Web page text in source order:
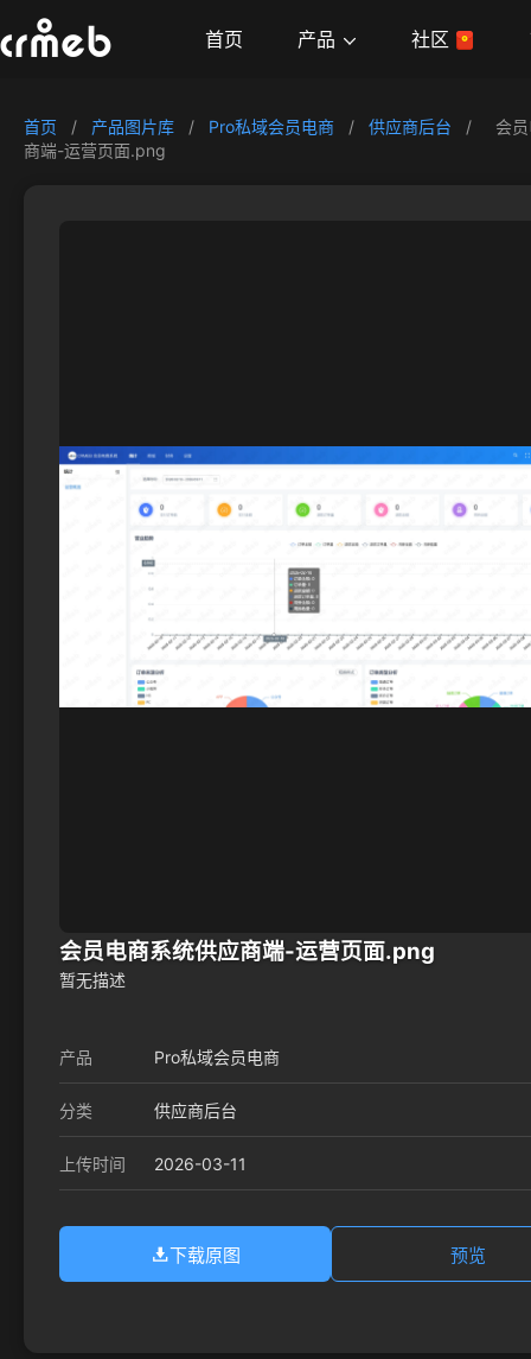
首页 产品 社区
首页 / 产品图片库 / Pro私域会员电商 / 供应商后台 /
会
商端-运营页面.png
会员电商系统供应商端-运营页面.png
暂无描述
产品 Pro私域会员电商
分类 供应商后台
上传时间 2026-03-11
下载原图 预览